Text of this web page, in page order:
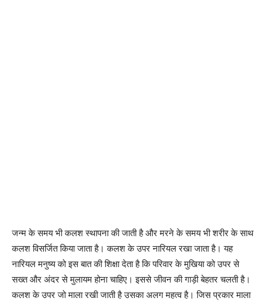
जन्म के समय भी कलश स्थापना की जाती है और मरने के समय भी शरीर के साथ
कलश विसर्जित किया जाता है। कलश के उपर नारियल रखा जाता है। यह
नारियल मनुष्य को इस बात की शिक्षा देता है कि परिवार के मुखिया को उपर से
सख्त और अंदर से मुलायम होना चाहिए। इससे जीवन की गाड़ी बेहतर चलती है।
कलश के उपर जो माला रखी जाती है उसका अलग महत्व है। जिस प्रकार माला